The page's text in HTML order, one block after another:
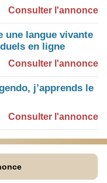
Consulter l'annonce
une langue vivante
en ligne
Consulter l'annonce
j’apprends le
Consulter l'annonce